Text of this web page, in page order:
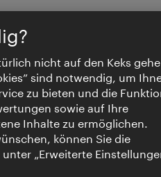
nicht auf den Keks
sind notwendig, um
zu bieten und die
sowie auf Ihre
Inhalte zu ermöglichen.
können Sie die
„Erweiterte